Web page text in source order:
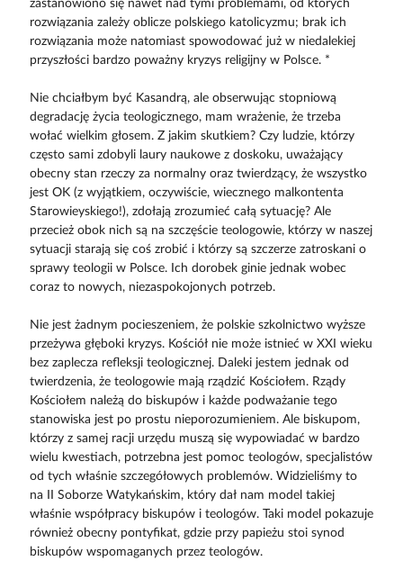
zastanowiono się nawet nad tymi problemami, od których
rozwiązania zależy oblicze polskiego katolicyzmu; brak ich
rozwiązania może natomiast spowodować już w niedalekiej
przyszłości bardzo poważny kryzys religijny w Polsce. *
Nie chciałbym być Kasandrą, ale obserwując stopniową
degradację życia teologicznego, mam wrażenie, że trzeba
wołać wielkim głosem. Z jakim skutkiem? Czy ludzie, którzy
często sami zdobyli laury naukowe z doskoku, uważający
obecny stan rzeczy za normalny oraz twierdzący, że wszystko
jest OK (z wyjątkiem, oczywiście, wiecznego malkontenta
Starowieyskiego!), zdołają zrozumieć całą sytuację? Ale
przecież obok nich są na szczęście teologowie, którzy w naszej
sytuacji starają się coś zrobić i którzy są szczerze zatroskani o
sprawy teologii w Polsce. Ich dorobek ginie jednak wobec
coraz to nowych, niezaspokojonych potrzeb.
Nie jest żadnym pocieszeniem, że polskie szkolnictwo wyższe
przeżywa głęboki kryzys. Kościół nie może istnieć w XXI wieku
bez zaplecza refleksji teologicznej. Daleki jestem jednak od
twierdzenia, że teologowie mają rządzić Kościołem. Rządy
Kościołem należą do biskupów i każde podważanie tego
stanowiska jest po prostu nieporozumieniem. Ale biskupom,
którzy z samej racji urzędu muszą się wypowiadać w bardzo
wielu kwestiach, potrzebna jest pomoc teologów, specjalistów
od tych właśnie szczegółowych problemów. Widzieliśmy to
na II Soborze Watykańskim, który dał nam model takiej
właśnie współpracy biskupów i teologów. Taki model pokazuje
również obecny pontyfikat, gdzie przy papieżu stoi synod
biskupów wspomaganych przez teologów.